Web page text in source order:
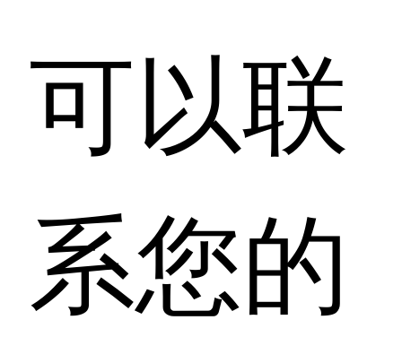
可以联
系您的